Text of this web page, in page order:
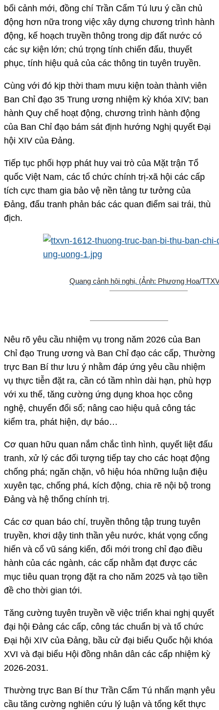
bối cảnh mới, đồng chí Trần Cẩm Tú lưu ý cần chủ
động hơn nữa trong việc xây dựng chương trình hành
động, kế hoạch truyền thông trong dịp đất nước có
các sự kiện lớn; chú trọng tính chiến đấu, thuyết
phục, tính hiệu quả của các thông tin tuyên truyền.
Cùng với đó kịp thời tham mưu kiện toàn thành viên
Ban Chỉ đạo 35 Trung ương nhiệm kỳ khóa XIV; ban
hành Quy chế hoạt động, chương trình hành động
của Ban Chỉ đạo bám sát định hướng Nghị quyết Đại
hội XIV của Đảng.
Tiếp tục phối hợp phát huy vai trò của Mặt trận Tổ
quốc Việt Nam, các tổ chức chính trị-xã hội các cấp
tích cực tham gia bảo vệ nền tảng tư tưởng của
Đảng, đấu tranh phản bác các quan điểm sai trái, thù
địch.
Quang cảnh hội nghị. (Ảnh: Phương Hoa/
Nêu rõ yêu cầu nhiệm vụ trong năm 2026 của Ban
Chỉ đạo Trung ương và Ban Chỉ đạo các cấp, Thường
trực Ban Bí thư lưu ý nhằm đáp ứng yêu cầu nhiệm
vụ thực tiễn đặt ra, cần có tầm nhìn dài hạn, phù hợp
với xu thế, tăng cường ứng dụng khoa học công
nghệ, chuyển đổi số; nâng cao hiệu quả công tác
kiểm tra, phát hiện, dự báo…
Cơ quan hữu quan nắm chắc tình hình, quyết liệt đấu
tranh, xử lý các đối tượng tiếp tay cho các hoạt động
chống phá; ngăn chặn, vô hiệu hóa những luận điệu
xuyên tạc, chống phá, kích động, chia rẽ nội bộ trong
Đảng và hệ thống chính trị.
Các cơ quan báo chí, truyền thông tập trung tuyên
truyền, khơi dậy tinh thần yêu nước, khát vọng cống
hiến và cổ vũ sáng kiến, đổi mới trong chỉ đạo điều
hành của các ngành, các cấp nhằm đạt được các
mục tiêu quan trọng đặt ra cho năm 2025 và tạo tiền
đề cho thời gian tới.
Tăng cường tuyên truyền về việc triển khai nghị quyết
đại hội Đảng các cấp, công tác chuẩn bị và tổ chức
Đại hội XIV của Đảng, bầu cử đại biểu Quốc hội khóa
XVI và đại biểu Hội đồng nhân dân các cấp nhiệm kỳ
2026-2031.
Thường trực Ban Bí thư Trần Cẩm Tú nhấn mạnh yêu
cầu tăng cường nghiên cứu lý luận và tổng kết thực